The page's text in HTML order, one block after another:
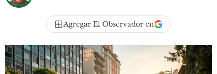
Agregar El Observador en